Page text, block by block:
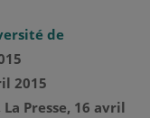
de
2015
La Presse, 16 avril